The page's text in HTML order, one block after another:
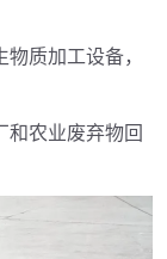
质加工设备，
和农业废弃物回